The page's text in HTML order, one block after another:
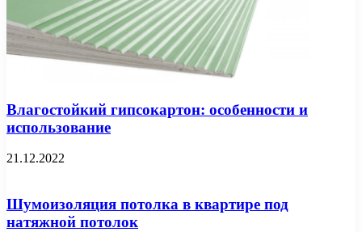
Влагостойкий гипсокартон: особенности и
использование
21.12.2022
Шумоизоляция потолка в квартире под
натяжной потолок